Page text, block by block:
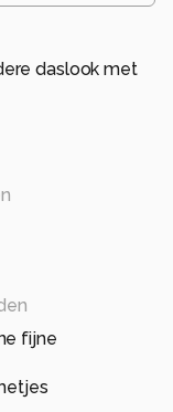
daslook met
fijne